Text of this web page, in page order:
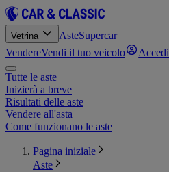
Vetrina AsteSupercar
VendereVendi il tuo veicolo Accedi
Tutte le aste
Inizierà a breve
Risultati delle aste
Vendere all'asta
Come funzionano le aste
Pagina iniziale
Aste